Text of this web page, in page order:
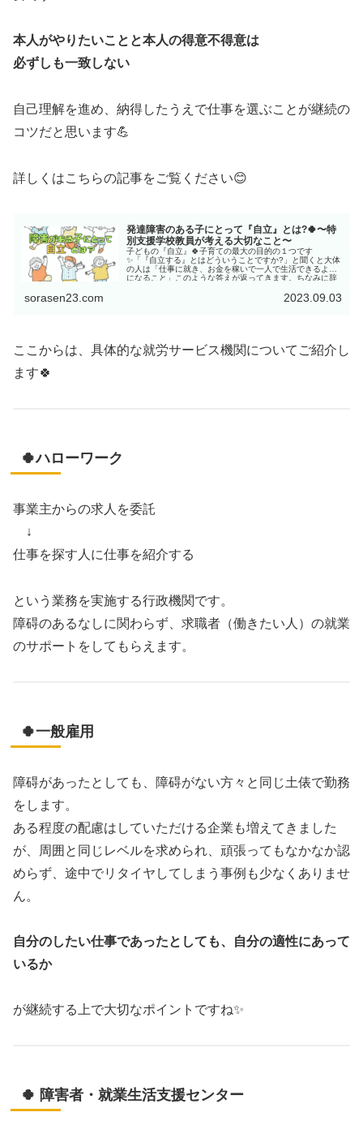
本人がやりたいことと本人の得意不得意は
必ずしも一致しない
自己理解を進め、納得したうえで仕事を選ぶことが継続の
コツだと思います💪
詳しくはこちらの記事をご覧ください😊
発達障害のある子にとって『自立』とは?🍀〜特
別支援学校教員が考える大切なこと〜
子どもの『自立』🍀子育ての最大の目的の１つです
✨「『自立する』とはどういうことですか?」と聞くと大体
の人は「仕事に就き、お金を稼いで一人で生活できるよう
になること」このような答えが返ってきます。ちなみに辞
sorasen23.com 2023.09.03
ここからは、具体的な就労サービス機関についてご紹介し
ます🍀
🍀ハローワーク
事業主からの求人を委託
↓
仕事を探す人に仕事を紹介する
という業務を実施する行政機関です。
障碍のあるなしに関わらず、求職者（働きたい人）の就業
のサポートをしてもらえます。
🍀一般雇用
障碍があったとしても、障碍がない方々と同じ土俵で勤務
をします。
ある程度の配慮はしていただける企業も増えてきました
が、周囲と同じレベルを求められ、頑張ってもなかなか認
めらず、途中でリタイヤしてしまう事例も少なくありませ
ん。
自分のしたい仕事であったとしても、自分の適性にあって
いるか
が継続する上で大切なポイントですね✨
🍀 障害者・就業生活支援センター